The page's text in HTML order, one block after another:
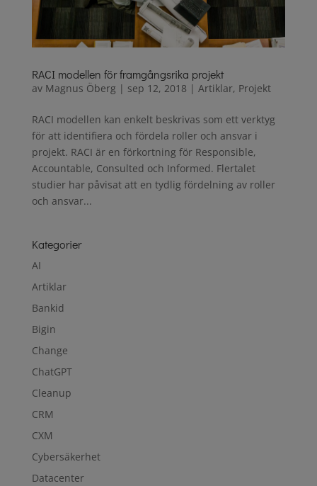
RACI modellen för framgångsrika projekt
av Magnus Öberg | sep 12, 2018 | Artiklar, Projekt
RACI modellen kan enkelt beskrivas som ett verktyg
för att identifiera och fördela roller och ansvar i
projekt. RACI är en förkortning för Responsible,
Accountable, Consulted och Informed. Flertalet
studier har påvisat att en tydlig fördelning av roller
och ansvar...
Kategorier
AI
Artiklar
Bankid
Bigin
Change
ChatGPT
Cleanup
CRM
CXM
Cybersäkerhet
Datacenter